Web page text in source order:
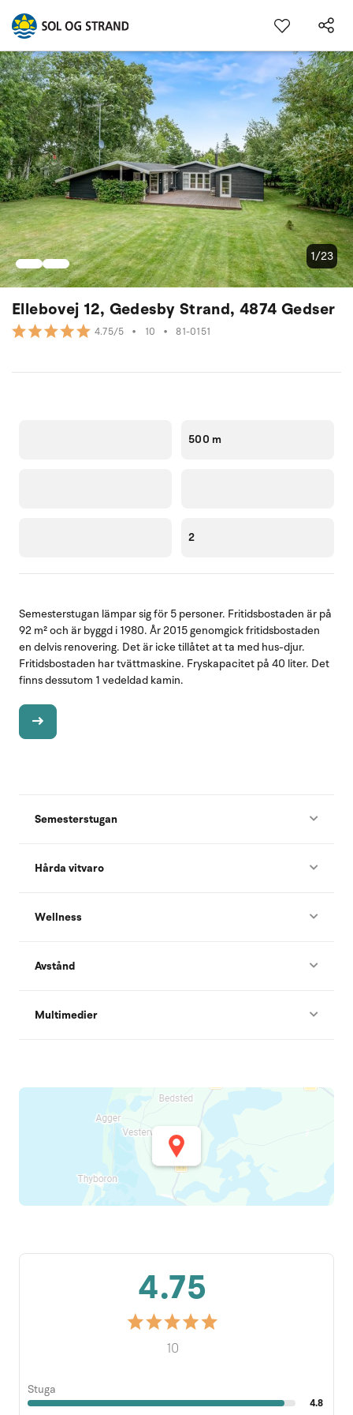
Ellebovej 12, Gedesby Strand, 4874 Gedser
4.75/5 • 10 • 81-0151
1/23
500 m
2
Semesterstugan lämpar sig för 5 personer. Fritidsbostaden är på
92 m² och är byggd i 1980. År 2015 genomgick fritidsbostaden
en delvis renovering. Det är icke tillåtet at ta med hus-djur.
Fritidsbostaden har tvättmaskine. Fryskapacitet på 40 liter. Det
finns dessutom 1 vedeldad kamin.
Semesterstugan
Hårda vitvaro
Wellness
Avstånd
Multimedier
4.75
10
Stuga
4.8